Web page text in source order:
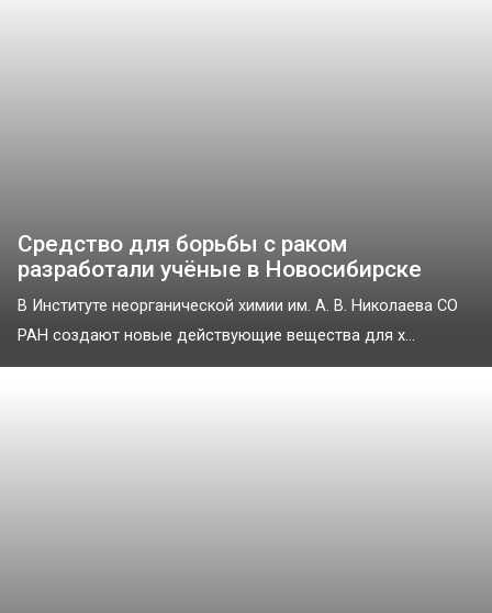
Средство для борьбы с раком
разработали учёные в Новосибирске
В Институте неорганической химии им. А. В. Николаева СО
РАН создают новые действующие вещества для х...